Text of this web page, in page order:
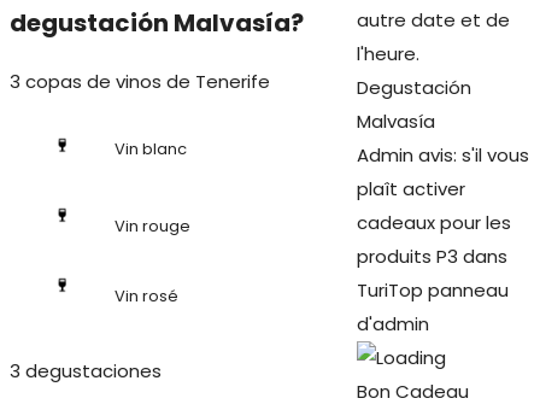
degustación Malvasía?
3 copas de vinos de Tenerife
Vin blanc
Vin rouge
Vin rosé
3 degustaciones
autre date et de
l'heure.
Degustación
Malvasía
Admin avis: s'il vous
plaît activer
cadeaux pour les
produits P3 dans
TuriTop panneau
d'admin
Bon Cadeau